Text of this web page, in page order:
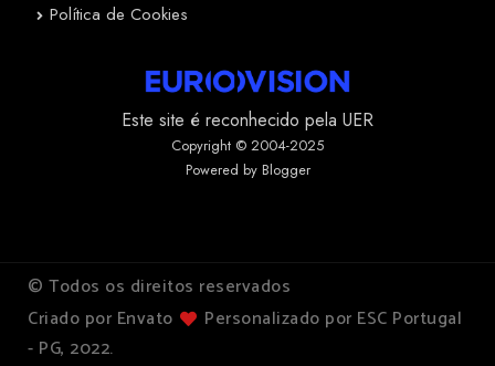
Política de Cookies
Este site é reconhecido pela UER
Copyright © 2004-2025
Powered by Blogger
© Todos os direitos reservados
Criado por Envato
Personalizado por ESC Portugal
- PG, 2022.